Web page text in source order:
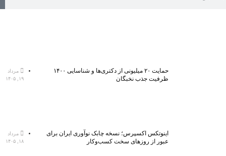
حمایت ۲۰ میلیونی از دکتری‌ها و شناسایی ۱۴۰۰
ظرفیت جذب نخبگان
مرداد
۱۹, ۱۴۰۵
اینوتکس اکسپرس؛ نسخه چابک نوآوری ایران برای
عبور از روزهای سخت کسب‌وکار
مرداد
۱۸, ۱۴۰۵